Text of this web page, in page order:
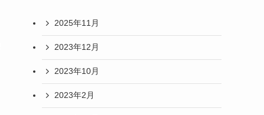
2025年11月
2023年12月
2023年10月
2023年2月